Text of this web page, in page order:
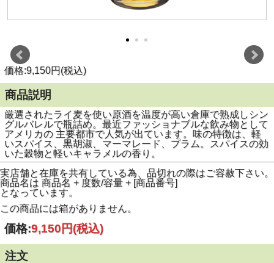
価格:9,150円(税込)
商品説明
厳選されたライ麦を使い原酒を温度が高い倉庫で熟成しシン
グルバレルで瓶詰め。最近ファッショナブルな飲み物として
アメリカの 主要都市で人気が出ています。味の特徴は、軽
いスパイス、黒胡淑、マーマレード、プラム。スパイスの効
いた穀物と軽いキャラメルの香り。
実店舗と在庫を共有している為、品切れの際はご容赦下さい。
商品名は 商品名 + 度数/容量 + [商品番号]
となっています。
この商品には箱がありません。
価格:9,150円(税込)
注文